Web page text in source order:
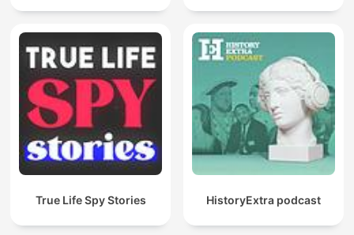
True Life Spy Stories HistoryExtra podcast